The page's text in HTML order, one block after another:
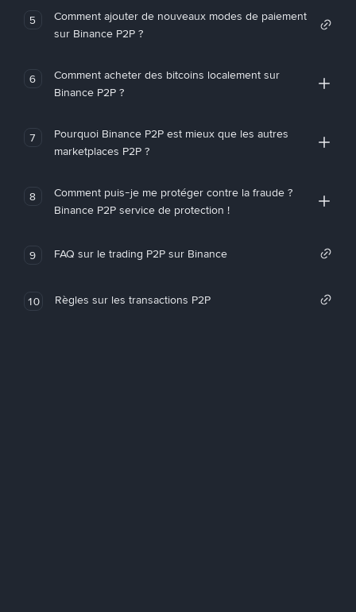
5
Comment ajouter de nouveaux modes de paiement
sur Binance P2P ?
6
Comment acheter des bitcoins localement sur
Binance P2P ?
7
Pourquoi Binance P2P est mieux que les autres
marketplaces P2P ?
8
Comment puis-je me protéger contre la fraude ?
Binance P2P service de protection !
9 FAQ sur le trading P2P sur Binance
10 Règles sur les transactions P2P